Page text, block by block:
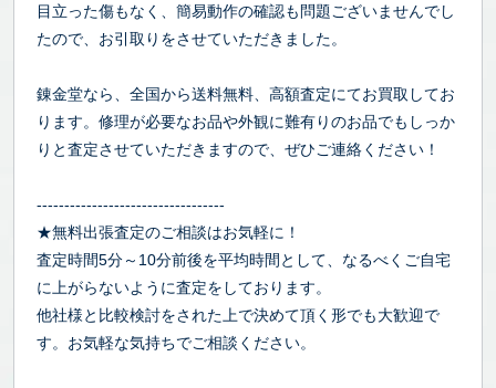
目立った傷もなく、簡易動作の確認も問題ございませんでし
たので、お引取りをさせていただきました。
錬金堂なら、全国から送料無料、高額査定にてお買取してお
ります。修理が必要なお品や外観に難有りのお品でもしっか
りと査定させていただきますので、ぜひご連絡ください！
----------------------------------
★無料出張査定のご相談はお気軽に！
査定時間5分～10分前後を平均時間として、なるべくご自宅
に上がらないように査定をしております。
他社様と比較検討をされた上で決めて頂く形でも大歓迎で
す。お気軽な気持ちでご相談ください。